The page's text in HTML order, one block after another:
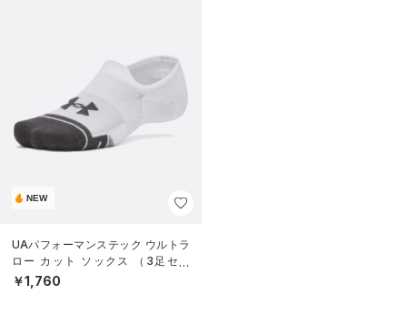
NEW
UAパフォーマンステック ウルトラ
ロー カット ソックス （3足セッ
ト）（トレーニング/UNISEX）
￥1,760